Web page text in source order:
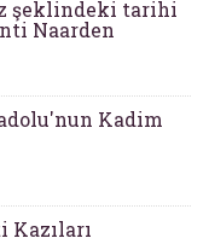
şeklindeki tarihi
Naarden
Kadim